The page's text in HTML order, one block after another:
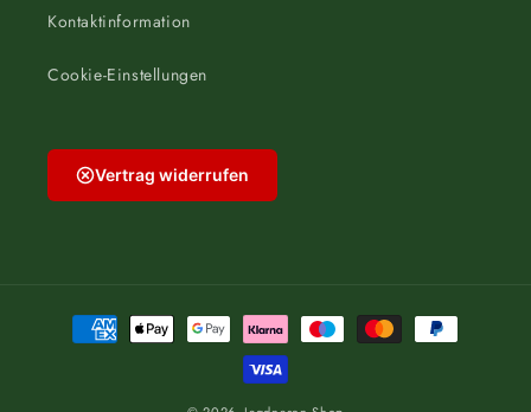
Kontaktinformation
Cookie-Einstellungen
Vertrag widerrufen
Zahlungsmethoden